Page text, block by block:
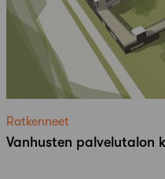
Ratkenneet
Vanhusten palvelutalon